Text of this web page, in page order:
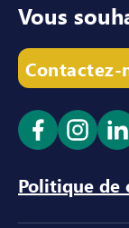
Vous
Contactez-
Ouvrir le
Ouvrir
Politique